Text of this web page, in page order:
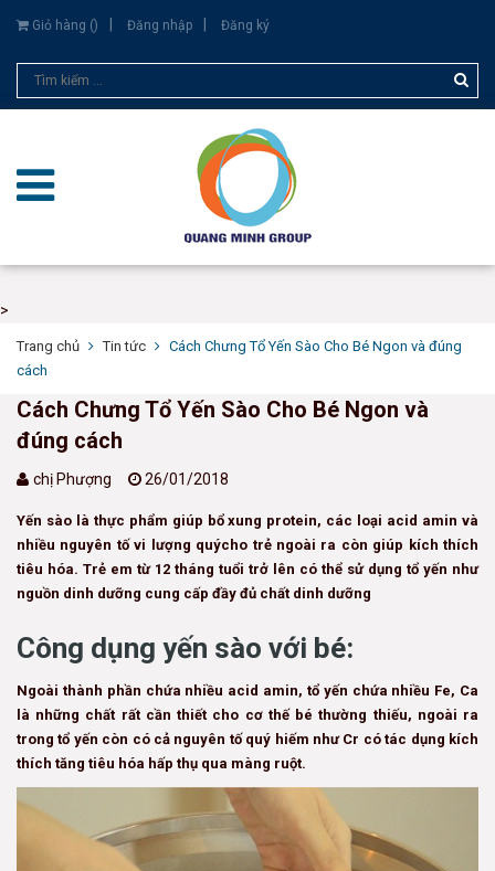
Giỏ hàng () Đăng nhập Đăng ký
>
Trang chủ Tin tức
Cách Chưng Tổ Yến Sào Cho Bé Ngon và đúng
cách
Cách Chưng Tổ Yến Sào Cho Bé Ngon và
đúng cách
chị Phượng 26/01/2018
Yến sào là thực phẩm giúp bổ xung protein, các loại acid amin và
nhiều nguyên tố vi lượng quýcho trẻ ngoài ra còn giúp kích thích
tiêu hóa. Trẻ em từ 12 tháng tuổi trở lên có thể sử dụng tổ yến như
nguồn dinh dưỡng cung cấp đầy đủ chất dinh dưỡng
Công dụng yến sào với bé:
Ngoài thành phần chứa nhiều acid amin, tổ yến chứa nhiều Fe, Ca
là những chất rất cần thiết cho cơ thế bé thường thiếu, ngoài ra
trong tổ yến còn có cả nguyên tố quý hiếm như Cr có tác dụng kích
thích tăng tiêu hóa hấp thụ qua màng ruột.